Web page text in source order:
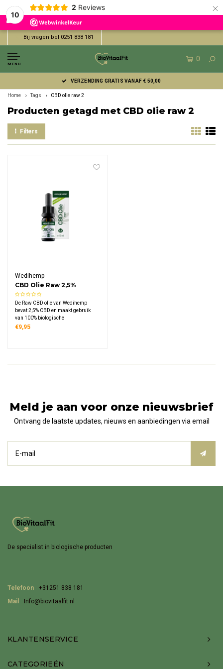
10
2 Reviews ×
Bij vragen bel 0251 838 181
MENU
0
VERZENDING GRATIS VANAF € 50,00
Home Tags CBD olie raw 2
Producten getagd met CBD olie raw 2
Filters
Wedihemp
CBD Olie Raw 2,5%
De Raw CBD olie van Wedihemp
bevat 2,5% CBD en maakt gebruik
van 100% biologische
hennepzaadolie als draagolie.
€9,95
Meld je aan voor onze nieuwsbrief
Ontvang de laatste updates, nieuws en aanbiedingen via email
De specialist in biologische producten
Telefoon
+31251 838 181
Mail
Info@biovitaalfit.nl
KLANTENSERVICE
CATEGORIEËN